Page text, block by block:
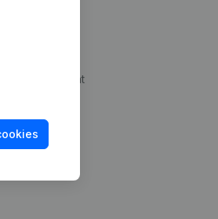
op maat